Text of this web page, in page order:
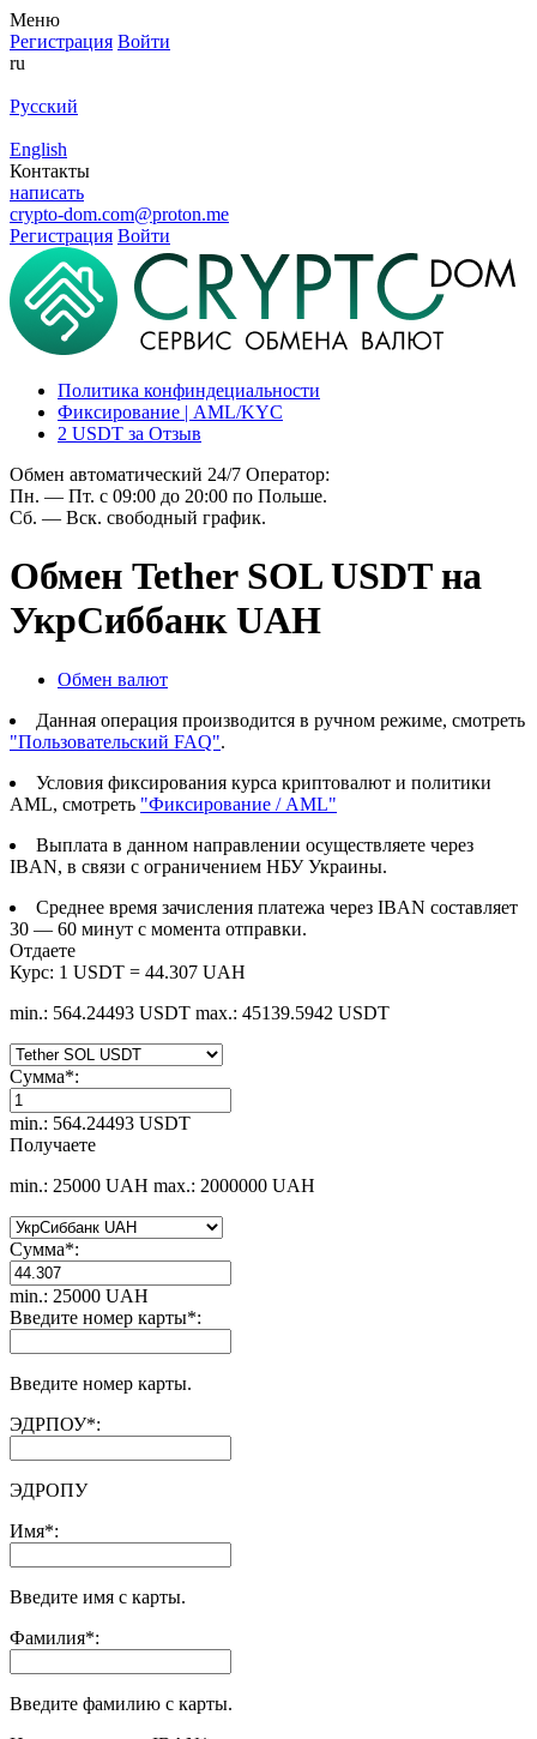
Меню
Регистрация Войти
ru
Русский
English
Контакты
написать
crypto-dom.com@proton.me
Регистрация Войти
Политика конфиндециальности
Фиксирование | AML/KYC
2 USDT за Отзыв
Обмен автоматический 24/7 Оператор:
Пн. — Пт. с 09:00 до 20:00 по Польше.
Сб. — Вск. свободный график.
Обмен Tether SOL USDT на
УкрСиббанк UAH
Обмен валют
Данная операция производится в ручном режиме, смотреть
"Пользовательский FAQ".
Условия фиксирования курса криптовалют и политики
AML, смотреть "Фиксирование / AML"
Выплата в данном направлении осуществляете через
IBAN, в связи с ограничением НБУ Украины.
Среднее время зачисления платежа через IBAN составляет
30 — 60 минут с момента отправки.
Отдаете
Курс: 1 USDT = 44.307 UAH
min.: 564.24493 USDT max.: 45139.5942 USDT
Сумма*:
min.: 564.24493 USDT
Получаете
min.: 25000 UAH max.: 2000000 UAH
Сумма*:
min.: 25000 UAH
Введите номер карты*:
Введите номер карты.
ЭДРПОУ*:
ЭДРОПУ
Имя*:
Введите имя с карты.
Фамилия*:
Введите фамилию с карты.